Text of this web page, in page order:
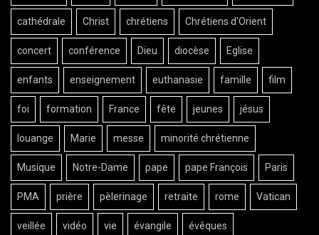
cathédrale Christ chrétiens Chrétiens d'Orient
concert conférence Dieu diocèse Eglise
enfants enseignement euthanasie famille film
foi formation France fête jeunes jésus
louange Marie messe minorité chrétienne
Musique Notre-Dame pape pape François Paris
PMA prière pèlerinage retraite rome Vatican
veillée vidéo vie évangile évêques